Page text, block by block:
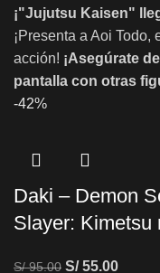
¡"Jujutsu Kaisen"
¡Presenta a Aoi
acción! ¡Asegúrate
pantalla con otras
-42%
Daki – Demon
Slayer: Kimetsu
S/95.00 S/55.00